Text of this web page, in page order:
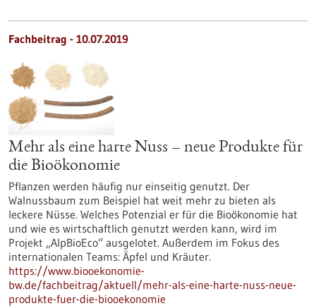
Fachbeitrag - 10.07.2019
Mehr als eine harte Nuss – neue Produkte für
die Bioökonomie
Pflanzen werden häufig nur einseitig genutzt. Der
Walnussbaum zum Beispiel hat weit mehr zu bieten als
leckere Nüsse. Welches Potenzial er für die Bioökonomie hat
und wie es wirtschaftlich genutzt werden kann, wird im
Projekt „AlpBioEco“ ausgelotet. Außerdem im Fokus des
internationalen Teams: Äpfel und Kräuter.
https://www.biooekonomie-
bw.de/fachbeitrag/aktuell/mehr-als-eine-harte-nuss-neue-
produkte-fuer-die-biooekonomie